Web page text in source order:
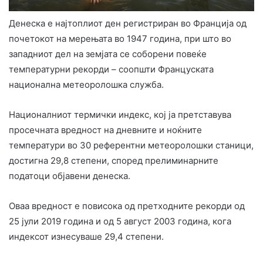
Денеска е најтоплиот ден регистриран во Франција од
почетокот на мерењата во 1947 година, при што во
западниот дел на земјата се соборени повеќе
температурни рекорди – соопшти Француската
национална метеоролошка служба.
Националниот термички индекс, кој ја претставува
просечната вредност на дневните и ноќните
температури во 30 референтни метеоролошки станици,
достигна 29,8 степени, според прелиминарните
податоци објавени денеска.
Оваа вредност е повисока од претходните рекорди од
25 јули 2019 година и од 5 август 2003 година, кога
индексот изнесуваше 29,4 степени.